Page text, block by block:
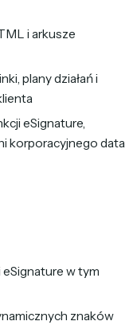
i arkusze
plany działań i
eSignature,
korporacyjnego data
w tym
znaków